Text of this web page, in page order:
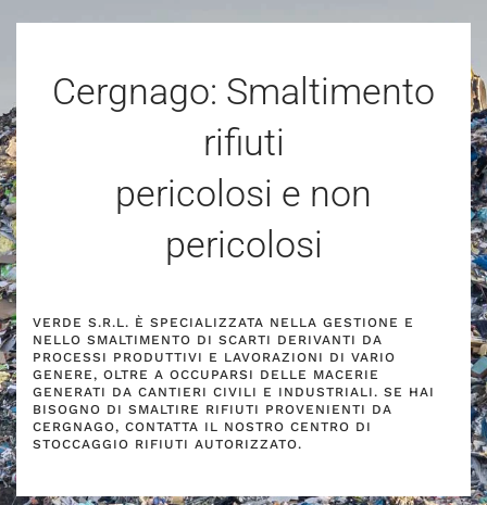
Cergnago: Smaltimento
rifiuti
pericolosi e non
pericolosi
VERDE S.R.L. È SPECIALIZZATA NELLA GESTIONE E
NELLO SMALTIMENTO DI SCARTI DERIVANTI DA
PROCESSI PRODUTTIVI E LAVORAZIONI DI VARIO
GENERE, OLTRE A OCCUPARSI DELLE MACERIE
GENERATI DA CANTIERI CIVILI E INDUSTRIALI. SE HAI
BISOGNO DI SMALTIRE RIFIUTI PROVENIENTI DA
CERGNAGO, CONTATTA IL NOSTRO CENTRO DI
STOCCAGGIO RIFIUTI AUTORIZZATO.